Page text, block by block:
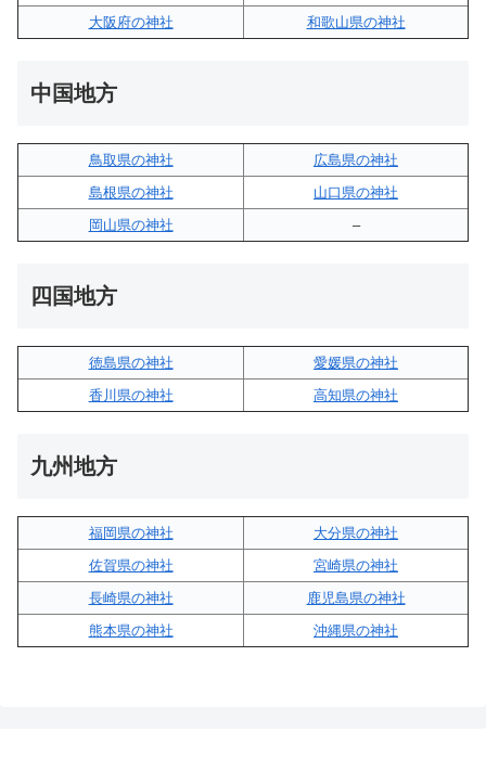
大阪府の神社
和歌山県の神社
中国地方
鳥取県の神社
広島県の神社
島根県の神社
山口県の神社
岡山県の神社
–
四国地方
徳島県の神社
愛媛県の神社
香川県の神社
高知県の神社
九州地方
福岡県の神社
大分県の神社
佐賀県の神社
宮崎県の神社
長崎県の神社
鹿児島県の神社
熊本県の神社
沖縄県の神社